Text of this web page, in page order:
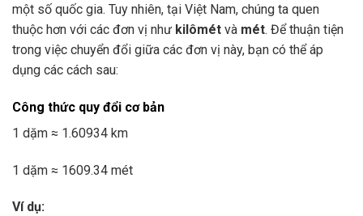
một số quốc gia. Tuy nhiên, tại Việt Nam, chúng ta quen
thuộc hơn với các đơn vị như kilômét và mét. Để thuận tiện
trong việc chuyển đổi giữa các đơn vị này, bạn có thể áp
dụng các cách sau:
Công thức quy đổi cơ bản
1 dặm ≈ 1.60934 km
1 dặm ≈ 1609.34 mét
Ví dụ: